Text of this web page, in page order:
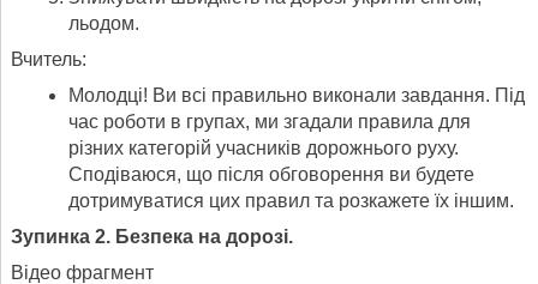
льодом.
Вчитель:
Молодці! Ви всі правильно виконали завдання. Під
час роботи в групах, ми згадали правила для
різних категорій учасників дорожнього руху.
Сподіваюся, що після обговорення ви будете
дотримуватися цих правил та розкажете їх іншим.
Зупинка 2. Безпека на дорозі.
Відео фрагмент